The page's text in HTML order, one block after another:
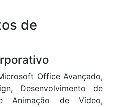
de
Office Avançado,
Desenvolvimento de
Animação de Vídeo,